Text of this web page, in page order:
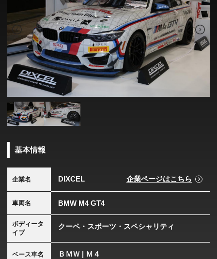
基本情報
企業名 DIXCEL 企業ページはこちら
車両名 BMW M4 GT4
ボディータ
イプ
クーペ・スポーツ・スペシャリティ
ベース車名 ＢＭＷ | Ｍ４